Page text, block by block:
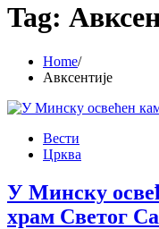
Tag:
Home
Авксентије
Вести
Црква
У Минску
храм Светог